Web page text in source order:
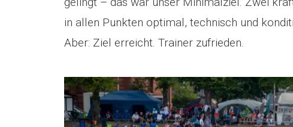
in allen Punkten optimal, technisch und
Aber: Ziel erreicht. Trainer zufrieden.